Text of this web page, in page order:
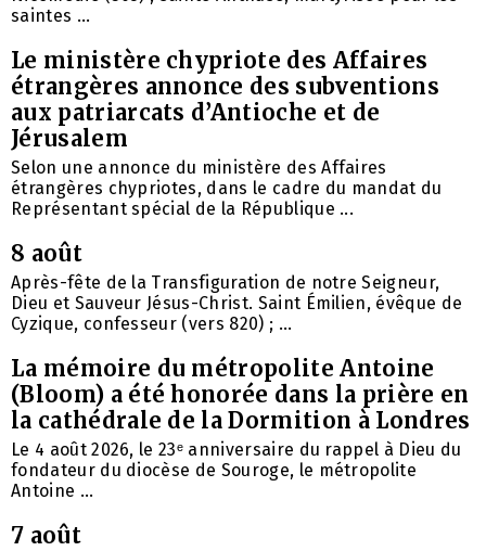
saintes ...
Le ministère chypriote des Affaires
étrangères annonce des subventions
aux patriarcats d’Antioche et de
Jérusalem
Selon une annonce du ministère des Affaires
étrangères chypriotes, dans le cadre du mandat du
Représentant spécial de la République ...
8 août
Après-fête de la Transfiguration de notre Seigneur,
Dieu et Sauveur Jésus-Christ. Saint Émilien, évêque de
Cyzique, confesseur (vers 820) ; ...
La mémoire du métropolite Antoine
(Bloom) a été honorée dans la prière en
la cathédrale de la Dormition à Londres
Le 4 août 2026, le 23ᵉ anniversaire du rappel à Dieu du
fondateur du diocèse de Souroge, le métropolite
Antoine ...
7 août